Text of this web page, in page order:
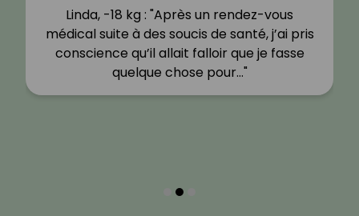
Linda, -18 kg : "Après un rendez-vous
médical suite à des soucis de santé, j’ai pris
conscience qu’il allait falloir que je fasse
quelque chose pour…"